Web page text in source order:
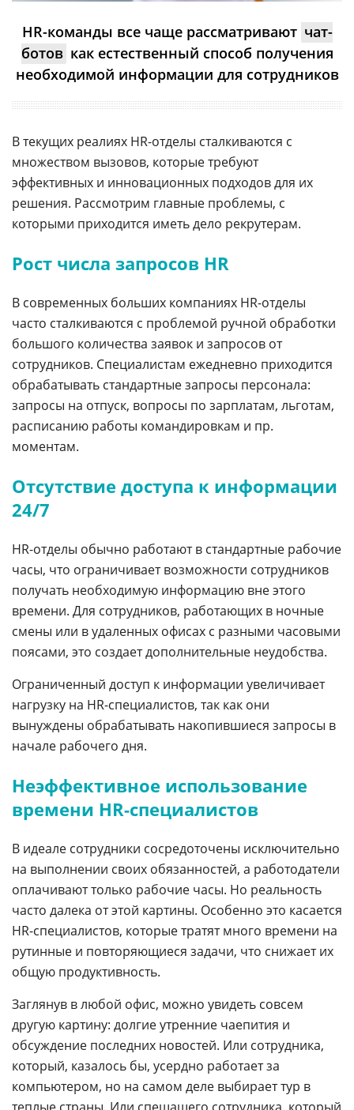
HR-команды все чаще рассматривают чат-
ботов как естественный способ получения
необходимой информации для сотрудников
В текущих реалиях HR-отделы сталкиваются с
множеством вызовов, которые требуют
эффективных и инновационных подходов для их
решения. Рассмотрим главные проблемы, с
которыми приходится иметь дело рекрутерам.
Рост числа запросов HR
В современных больших компаниях HR-отделы
часто сталкиваются с проблемой ручной обработки
большого количества заявок и запросов от
сотрудников. Специалистам ежедневно приходится
обрабатывать стандартные запросы персонала:
запросы на отпуск, вопросы по зарплатам, льготам,
расписанию работы командировкам и пр.
моментам.
Отсутствие доступа к информации
24/7
HR-отделы обычно работают в стандартные рабочие
часы, что ограничивает возможности сотрудников
получать необходимую информацию вне этого
времени. Для сотрудников, работающих в ночные
смены или в удаленных офисах с разными часовыми
поясами, это создает дополнительные неудобства.
Ограниченный доступ к информации увеличивает
нагрузку на HR-специалистов, так как они
вынуждены обрабатывать накопившиеся запросы в
начале рабочего дня.
Неэффективное использование
времени HR-специалистов
В идеале сотрудники сосредоточены исключительно
на выполнении своих обязанностей, а работодатели
оплачивают только рабочие часы. Но реальность
часто далека от этой картины. Особенно это касается
HR-специалистов, которые тратят много времени на
рутинные и повторяющиеся задачи, что снижает их
общую продуктивность.
Заглянув в любой офис, можно увидеть совсем
другую картину: долгие утренние чаепития и
обсуждение последних новостей. Или сотрудника,
который, казалось бы, усердно работает за
компьютером, но на самом деле выбирает тур в